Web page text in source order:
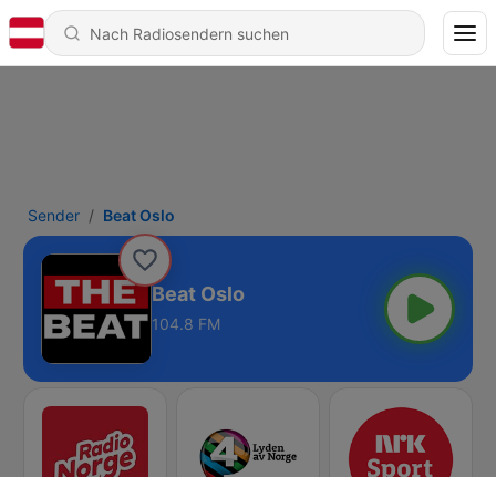
Sender Beat Oslo
Beat Oslo
104.8 FM